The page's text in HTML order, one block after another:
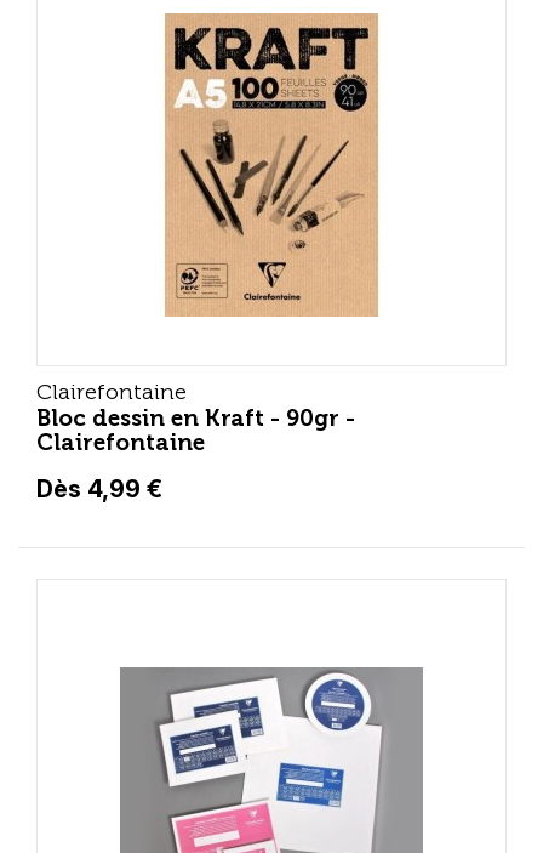
Clairefontaine
Bloc dessin en Kraft - 90gr -
Clairefontaine
Dès 4,99 €